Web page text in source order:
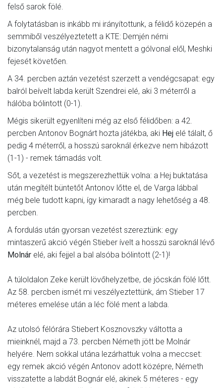
felső sarok fölé.
A folytatásban is inkább mi irányítottunk, a félidő közepén a
semmiből veszélyeztetett a KTE: Demjén némi
bizonytalanság után nagyot mentett a gólvonal elől, Meshki
fejesét követően.
A 34. percben aztán vezetést szerzett a vendégcsapat: egy
balról beívelt labda került Szendrei elé, aki 3 méterről a
hálóba bólintott (0-1).
Mégis sikerült egyenlíteni még az első félidőben: a 42.
percben Antonov Bognárt hozta játékba, aki Hej elé tálalt, ő
pedig 4 méterről, a hosszú saroknál érkezve nem hibázott
(1-1) - remek támadás volt.
Sőt, a vezetést is megszerezhettük volna: a Hej buktatása
után megítélt büntetőt Antonov lőtte el, de Varga lábbal
még bele tudott kapni, így kimaradt a nagy lehetőség a 48.
percben.
A fordulás után gyorsan vezetést szereztünk: egy
mintaszerű akció végén Stieber ívelt a hosszú saroknál lévő
Molnár elé, aki fejjel a bal alsóba bólintott (2-1)!
A túloldalon Zeke került lövőhelyzetbe, de jócskán fölé lőtt.
Az 58. percben ismét mi veszélyeztettünk, ám Stieber 17
méteres emelése után a léc fölé ment a labda.
Az utolsó félórára Stiebert Kosznovszky váltotta a
mieinknél, majd a 73. percben Németh jött be Molnár
helyére. Nem sokkal utána lezárhattuk volna a meccset:
egy remek akció végén Antonov adott középre, Németh
visszatette a labdát Bognár elé, akinek 5 méteres - egy